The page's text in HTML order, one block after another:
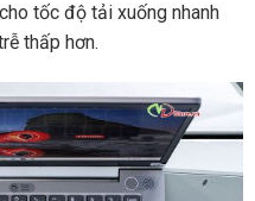
tốc độ tải xuống nhanh
thấp hơn.